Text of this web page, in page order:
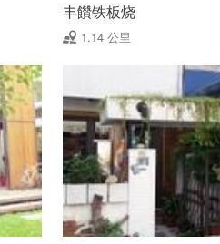
丰饡铁板烧
1.14 公里